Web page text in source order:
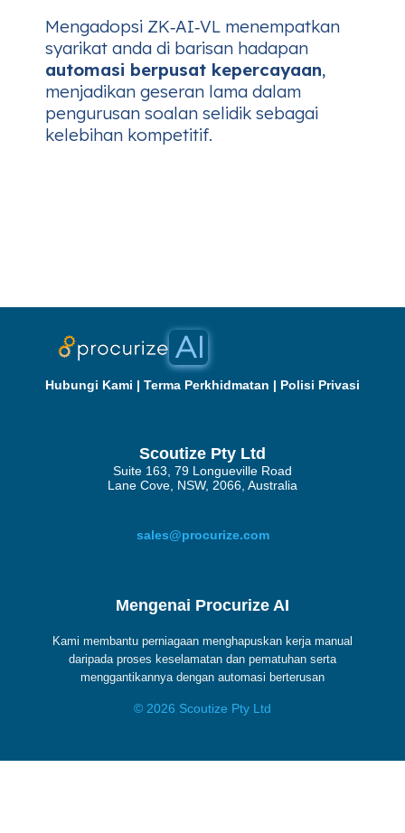
Mengadopsi ZK‑AI‑VL menempatkan
syarikat anda di barisan hadapan
automasi berpusat kepercayaan,
menjadikan geseran lama dalam
pengurusan soalan selidik sebagai
kelebihan kompetitif.
Hubungi Kami | Terma Perkhidmatan | Polisi Privasi
Scoutize Pty Ltd
Suite 163, 79 Longueville Road
Lane Cove, NSW, 2066, Australia
sales@procurize.com
Mengenai Procurize AI
Kami membantu perniagaan menghapuskan kerja manual
daripada proses keselamatan dan pematuhan serta
menggantikannya dengan automasi berterusan
© 2026 Scoutize Pty Ltd